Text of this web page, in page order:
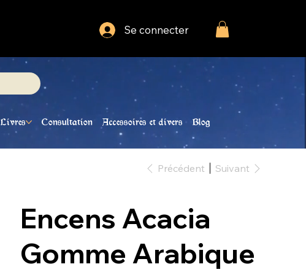
Se connecter
Précédent Suivant
Encens Acacia
Gomme Arabique
Livres Consultation Accessoires et divers Blog